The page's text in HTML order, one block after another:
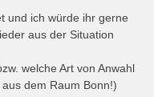
und ich würde ihr gerne
aus der Situation
welche Art von Anwahl
dem Raum Bonn!)